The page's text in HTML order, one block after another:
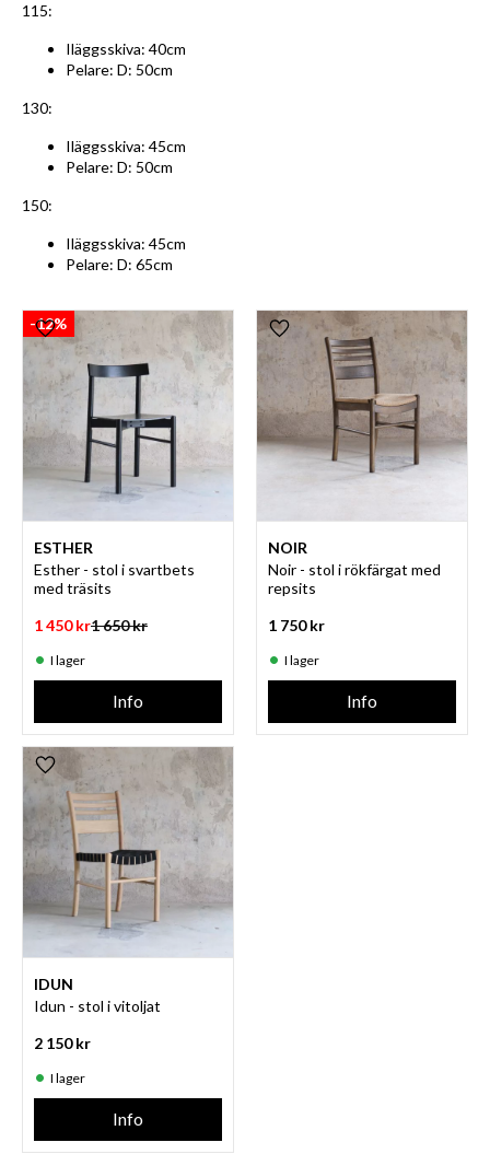
115:
Iläggsskiva: 40cm
Pelare: D: 50cm
130:
Iläggsskiva: 45cm
Pelare: D: 50cm
150:
Iläggsskiva: 45cm
Pelare: D: 65cm
ESTHER
Esther - stol i svartbets
med träsits
1 450kr1 650kr
12%
Lägg till i favoriter
I lager
Info
NOIR
Noir - stol i rökfärgat med
repsits
1 750kr
Lägg till i favoriter
I lager
Info
IDUN
Idun - stol i vitoljat
2 150kr
Lägg till i favoriter
I lager
Info